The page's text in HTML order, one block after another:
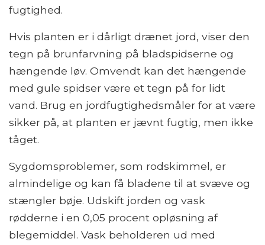
fugtighed.
Hvis planten er i dårligt drænet jord, viser den
tegn på brunfarvning på bladspidserne og
hængende løv. Omvendt kan det hængende
med gule spidser være et tegn på for lidt
vand. Brug en jordfugtighedsmåler for at være
sikker på, at planten er jævnt fugtig, men ikke
tåget.
Sygdomsproblemer, som rodskimmel, er
almindelige og kan få bladene til at svæve og
stængler bøje. Udskift jorden og vask
rødderne i en 0,05 procent opløsning af
blegemiddel. Vask beholderen ud med